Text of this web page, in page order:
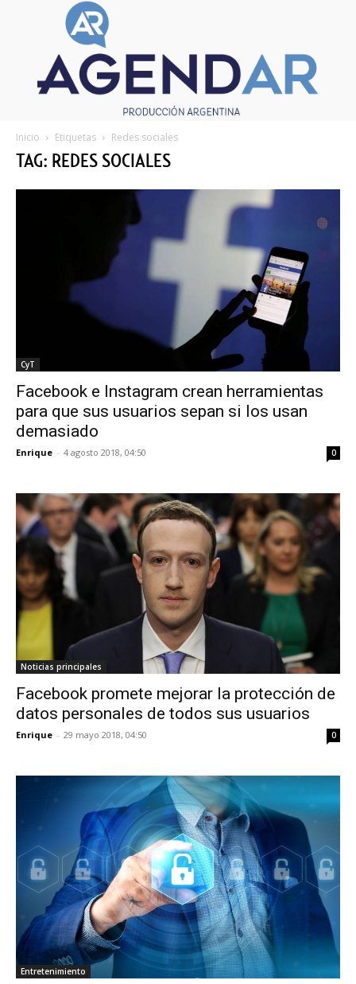
Inicio Etiquetas Redes sociales
TAG: REDES SOCIALES
CyT
Facebook e Instagram crean herramientas
para que sus usuarios sepan si los usan
demasiado
Enrique - 4 agosto 2018, 04:50 0
Noticias principales
Facebook promete mejorar la protección de
datos personales de todos sus usuarios
Enrique - 29 mayo 2018, 04:50 0
Entretenimiento